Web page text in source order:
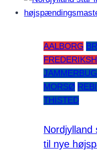
AALBORG
MORSØ
THISTED
Nordjylland
til nye